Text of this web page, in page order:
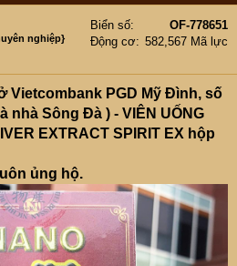
nghiệp}
Biển số
OF-778651
Động cơ
582,567 Mã lực
Vietcombank PGD Mỹ Đình, số
nhà Sông Đà ) - VIÊN UỐNG
EXTRACT SPIRIT EX hộp
ủng hộ.